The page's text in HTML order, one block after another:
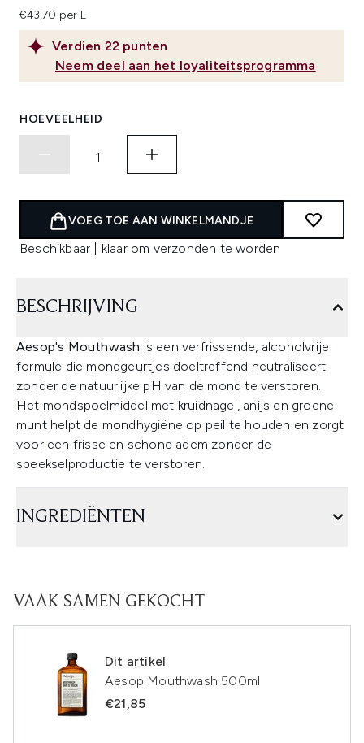
Verdien 22 punten
Neem deel aan het loyaliteitsprogramma
€43,70 per L
HOEVEELHEID
VOEG TOE AAN WINKELMANDJE
Beschikbaar | klaar om verzonden te worden
BESCHRIJVING
Aesop's Mouthwash is een verfrissende, alcoholvrije
formule die mondgeurtjes doeltreffend neutraliseert
zonder de natuurlijke pH van de mond te verstoren.
Het mondspoelmiddel met kruidnagel, anijs en groene
munt helpt de mondhygiëne op peil te houden en zorgt
voor een frisse en schone adem zonder de
speekselproductie te verstoren.
INGREDIËNTEN
VAAK SAMEN GEKOCHT
Dit artikel
Aesop Mouthwash 500ml
€21,85